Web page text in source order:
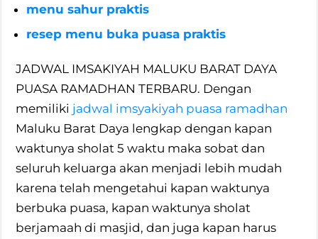
menu sahur praktis
resep menu buka puasa praktis
JADWAL IMSAKIYAH MALUKU BARAT DAYA
PUASA RAMADHAN TERBARU. Dengan
memiliki jadwal imsyakiyah puasa ramadhan
Maluku Barat Daya lengkap dengan kapan
waktunya sholat 5 waktu maka sobat dan
seluruh keluarga akan menjadi lebih mudah
karena telah mengetahui kapan waktunya
berbuka puasa, kapan waktunya sholat
berjamaah di masjid, dan juga kapan harus